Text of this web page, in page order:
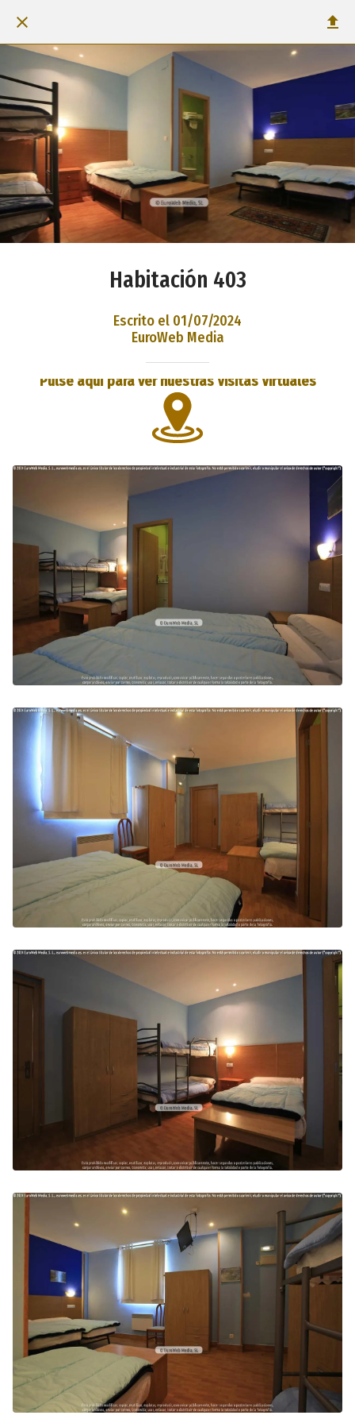
Habitación 403
Escrito el 01/07/2024
EuroWeb Media
Pulse aquí para ver nuestras Visitas Virtuales